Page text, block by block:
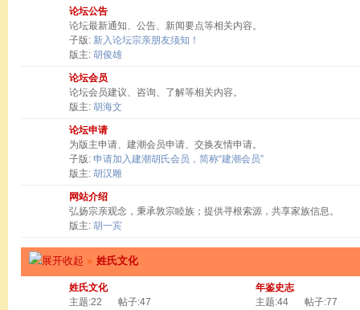
论坛公告
论坛最新通知、公告、新闻要点等相关内容。
子版: 新入论坛宗亲朋友须知！
版主: 胡俊雄
论坛会员
论坛会员建议、咨询、了解等相关内容。
版主: 胡海文
论坛申请
为版主申请、建潮会员申请、交换友情申请。
子版: 申请加入建潮胡氏会员，简称“建潮会员”
版主: 胡汉雕
网站介绍
弘扬宗亲观念，秉承敦宗睦族；提供寻根索源，共享家族信息。
版主: 胡一宾
» 姓氏文化
姓氏文化
主题:22
帖子:47
年鉴史志
主题:44
帖子:77